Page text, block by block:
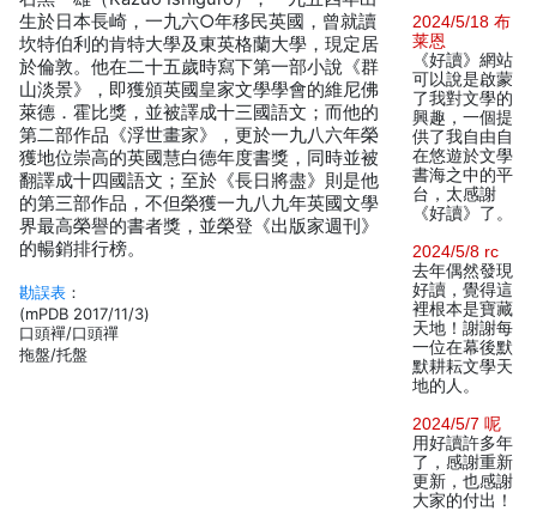
生於日本長崎，一九六○年移民英國，曾就讀
坎特伯利的肯特大學及東英格蘭大學，現定居
於倫敦。他在二十五歲時寫下第一部小說《群
山淡景》，即獲頒英國皇家文學學會的維尼佛
萊德．霍比獎，並被譯成十三國語文；而他的
第二部作品《浮世畫家》，更於一九八六年榮
獲地位崇高的英國慧白德年度書獎，同時並被
翻譯成十四國語文；至於《長日將盡》則是他
的第三部作品，不但榮獲一九八九年英國文學
界最高榮譽的書者獎，並榮登《出版家週刊》
的暢銷排行榜。
勘誤表 ：
(mPDB 2017/11/3)
口頭襌/口頭禪
拖盤/托盤
2024/5/18 布
莱恩
《好讀》網站
可以說是啟蒙
了我對文學的
興趣，一個提
供了我自由自
在悠遊於文學
書海之中的平
台，太感謝
《好讀》了。
2024/5/8 rc
去年偶然發現
好讀，覺得這
裡根本是寶藏
天地！謝謝每
一位在幕後默
默耕耘文學天
地的人。
2024/5/7 呢
用好讀許多年
了，感謝重新
更新，也感謝
大家的付出！